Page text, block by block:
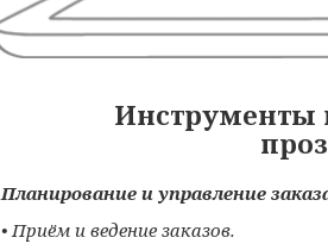
Инструменты
Планирование и управление
• Приём и ведение заказов.